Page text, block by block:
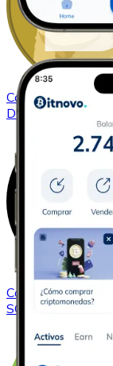
Comprar
DOGE
ComprarSolana
SOL